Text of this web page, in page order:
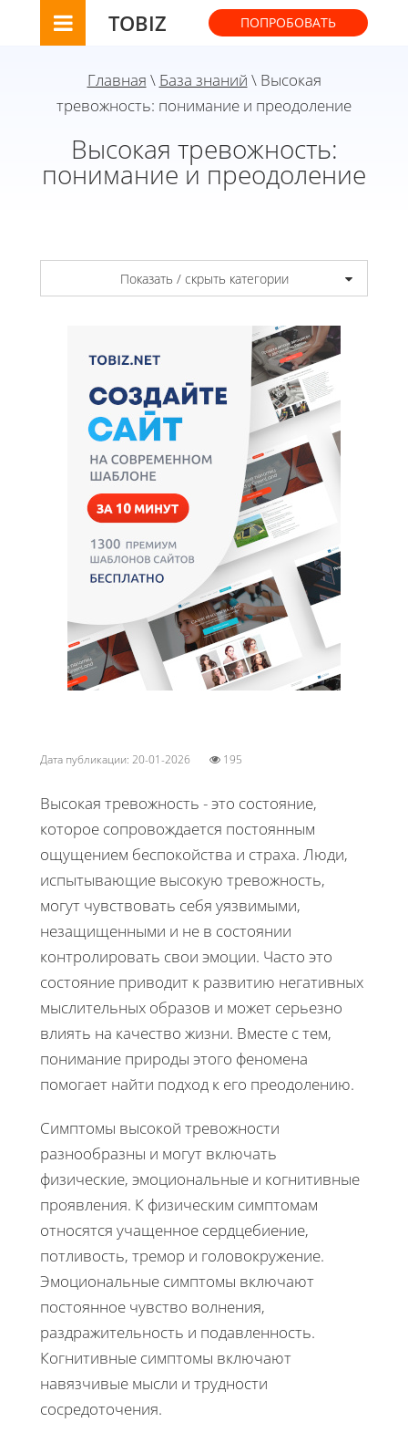
TOBIZ ПОПРОБОВАТЬ
Главная \ База знаний \ Высокая
тревожность: понимание и преодоление
Высокая тревожность:
понимание и преодоление
Показать / скрыть категории
Дата публикации: 20-01-2026 195
Высокая тревожность - это состояние,
которое сопровождается постоянным
ощущением беспокойства и страха. Люди,
испытывающие высокую тревожность,
могут чувствовать себя уязвимыми,
незащищенными и не в состоянии
контролировать свои эмоции. Часто это
состояние приводит к развитию негативных
мыслительных образов и может серьезно
влиять на качество жизни. Вместе с тем,
понимание природы этого феномена
помогает найти подход к его преодолению.
Симптомы высокой тревожности
разнообразны и могут включать
физические, эмоциональные и когнитивные
проявления. К физическим симптомам
относятся учащенное сердцебиение,
потливость, тремор и головокружение.
Эмоциональные симптомы включают
постоянное чувство волнения,
раздражительность и подавленность.
Когнитивные симптомы включают
навязчивые мысли и трудности
сосредоточения.